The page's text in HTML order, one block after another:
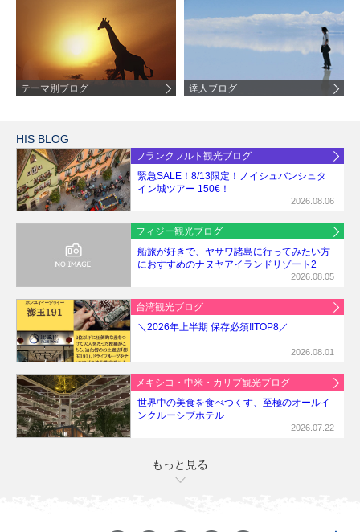
テーマ別ブログ 達人ブログ
HIS BLOG
フランクフルト観光ブログ
緊急SALE！8/13限定！ノイシュバンシュタ
イン城ツアー 150€！
2026.08.06
フィジー観光ブログ
船旅が好きで、ヤサワ諸島に行ってみたい方
におすすめのナヌヤアイランドリゾート2
2026.08.05
台湾観光ブログ
＼2026年上半期 保存必須!!TOP8／
2026.08.01
メキシコ・中米・カリブ観光ブログ
世界中の美食を食べつくす、至極のオールイ
ンクルーシブホテル
2026.07.22
もっと見る